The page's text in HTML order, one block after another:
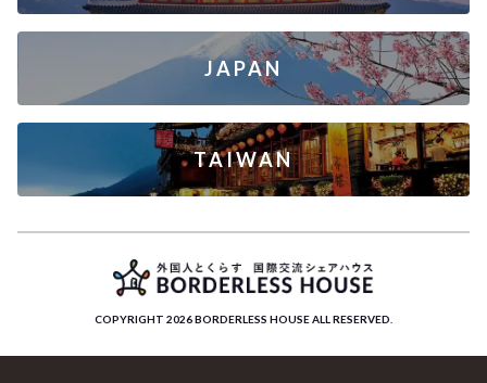
JAPAN
TAIWAN
COPYRIGHT 2026 BORDERLESS HOUSE ALL RESERVED.